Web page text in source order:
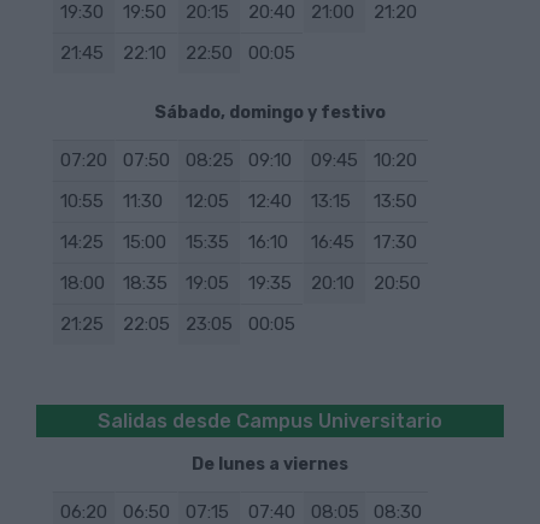
19:30
19:50 20:15 20:40 21:00
21:20
21:45
22:10 22:50 00:05
Sábado, domingo y festivo
07:20 07:50 08:25 09:10 09:45
10:20
10:55
11:30 12:05 12:40 13:15
13:50
14:25
15:00 15:35 16:10 16:45
17:30
18:00
18:35 19:05 19:35 20:10
20:50
21:25
22:05 23:05 00:05
Salidas desde Campus Universitario
De lunes a viernes
06:20 06:50 07:15 07:40 08:05
08:30